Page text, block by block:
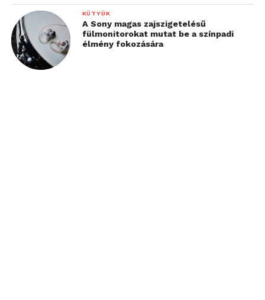
KÜTYÜK
A Sony magas zajszigetelésű
fülmonitorokat mutat be a színpadi
élmény fokozására